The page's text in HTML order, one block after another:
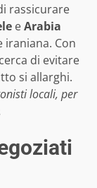
rassicurare
eArabia
iraniana. Con
cerca di evitare
si allarghi.
locali, per